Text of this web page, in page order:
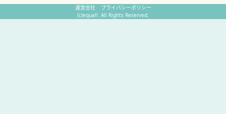
運営会社
プライバシーポリシー
(c)equall. All Rights Reserved.